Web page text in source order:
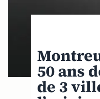
50 ans
de 3